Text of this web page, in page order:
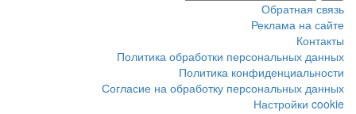
Обратная связь
Реклама на сайте
Контакты
Политика обработки персональных данных
Политика конфиденциальности
Согласие на обработку персональных данных
Настройки cookie